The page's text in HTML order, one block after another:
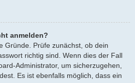
anmelden?
Gründe. Prüfe zunächst, ob dein
richtig sind. Wenn dies der Fall
Administrator, um sicherzugehen,
Es ist ebenfalls möglich, dass ein